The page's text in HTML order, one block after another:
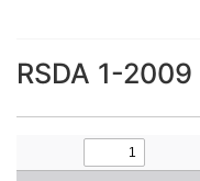
RSDA 1-2009